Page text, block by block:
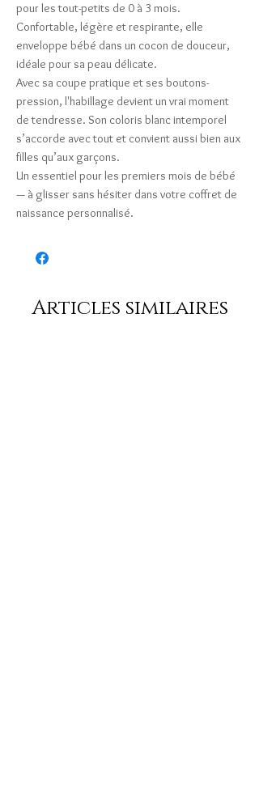
pour les tout-petits de 0 à 3 mois.
Confortable, légère et respirante, elle
enveloppe bébé dans un cocon de douceur,
idéale pour sa peau délicate.
Avec sa coupe pratique et ses boutons-
pression, l'habillage devient un vrai moment
de tendresse. Son coloris blanc intemporel
s’accorde avec tout et convient aussi bien aux
filles qu’aux garçons.
Un essentiel pour les premiers mois de bébé
— à glisser sans hésiter dans votre coffret de
naissance personnalisé.
Articles similaires